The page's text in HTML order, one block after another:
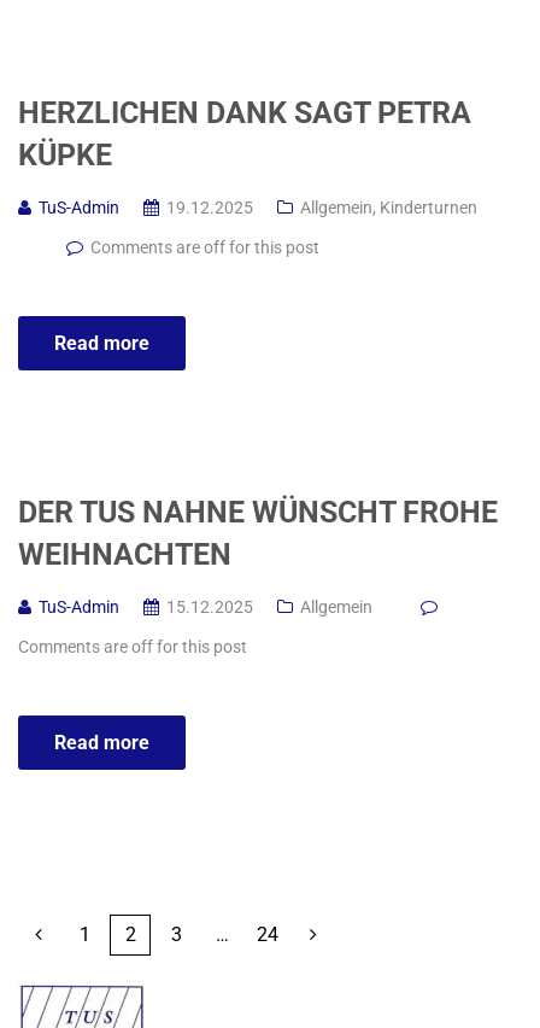
HERZLICHEN DANK SAGT PETRA
KÜPKE
TuS-Admin 19.12.2025 Allgemein, Kinderturnen
Comments are off for this post
Read more
DER TUS NAHNE WÜNSCHT FROHE
WEIHNACHTEN
TuS-Admin 15.12.2025 Allgemein
Comments are off for this post
Read more
1 2 3 … 24